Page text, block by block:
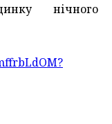
нічного